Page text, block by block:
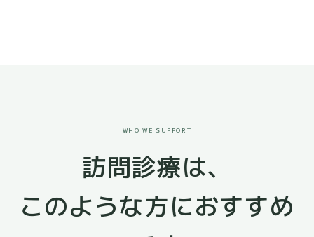
WHO WE SUPPORT
訪問診療は、
このような方におすすめ